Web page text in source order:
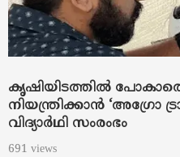
കൃഷിയിടത്തിൽ
നിയന്ത്രിക്കാൻ ‘അഗ്രോ
വിദ്യാർഥി സംരംഭം
691 views